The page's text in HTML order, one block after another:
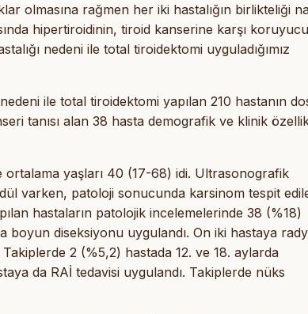
olmasına rağmen her iki hastalığın birlikteliği
hipertiroidinin, tiroid kanserine karşı
nedeni ile total tiroidektomi uyguladığımız
ile total tiroidektomi yapılan 210 hastanın
tanısı alan 38 hasta demografik ve klinik
ortalama yaşları 40 (17-68) idi. Ultrasonografik
varken, patoloji sonucunda karsinom tespit
hastaların patolojik incelemelerinde 38 (%18)
boyun diseksiyonu uygulandı. On iki hastaya
2 (%5,2) hastada 12. ve 18. aylarda
da RAİ tedavisi uygulandı. Takiplerde nüks